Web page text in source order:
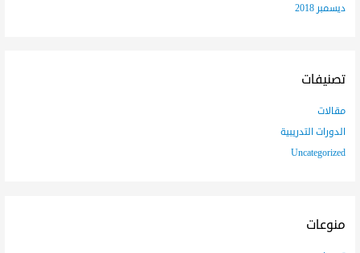
ديسمبر 2018
تصنيفات
مقالات
الدورات التدريبية
Uncategorized
منوعات